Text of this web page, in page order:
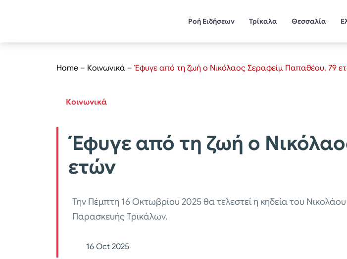
Ροή Ειδήσεων Τρίκαλα Θεσσαλία
Home – Κοινωνικά – Έφυγε από τη ζωή ο Νικόλαος Σεραφείμ Παπαθέου, 79
Κοινωνικά
Έφυγε από τη ζωή ο
ετών
Την Πέμπτη 16 Οκτωβρίου 2025 θα τελεστεί η κηδεία του
Παρασκευής Τρικάλων.
16 Oct 2025